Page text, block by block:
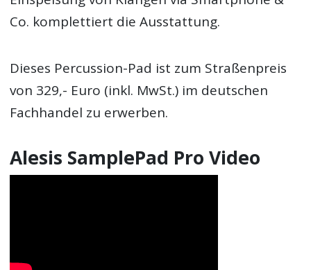
Co. komplettiert die Ausstattung.
Dieses Percussion-Pad ist zum Straßenpreis
von 329,- Euro (inkl. MwSt.) im deutschen
Fachhandel zu erwerben.
Alesis SamplePad Pro Video